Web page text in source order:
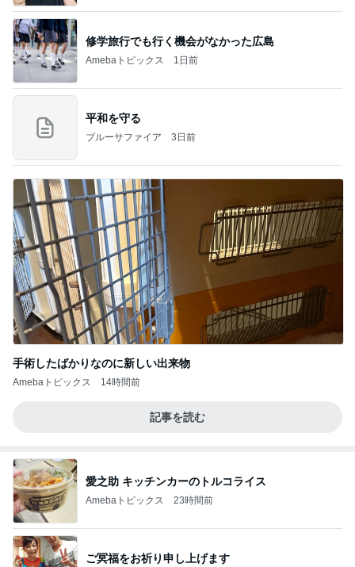
修学旅行でも行く機会がなかった広島
Amebaトピックス 1日前
平和を守る
ブルーサファイア 3日前
手術したばかりなのに新しい出来物
Amebaトピックス 14時間前
記事を読む
愛之助 キッチンカーのトルコライス
Amebaトピックス 23時間前
ご冥福をお祈り申し上げます